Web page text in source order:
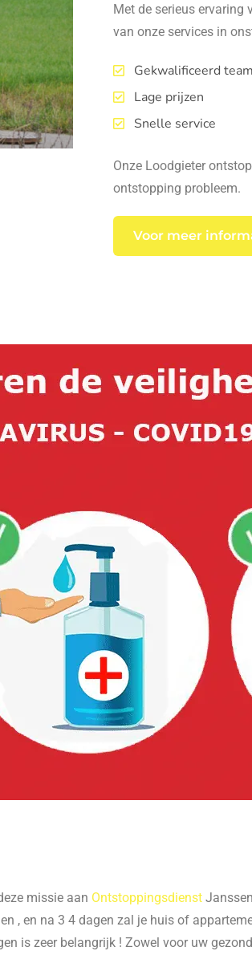
Met de serieus ervaring
van onze services in
Gekwalificeerd team
Lage prijzen
Snelle service
Onze Loodgieter
ontstopping probleem.
Voor meer
missie aan Ontstoppingsdienst
, en na 3 4 dagen zal je huis of
is zeer belangrijk ! Zowel voor uw